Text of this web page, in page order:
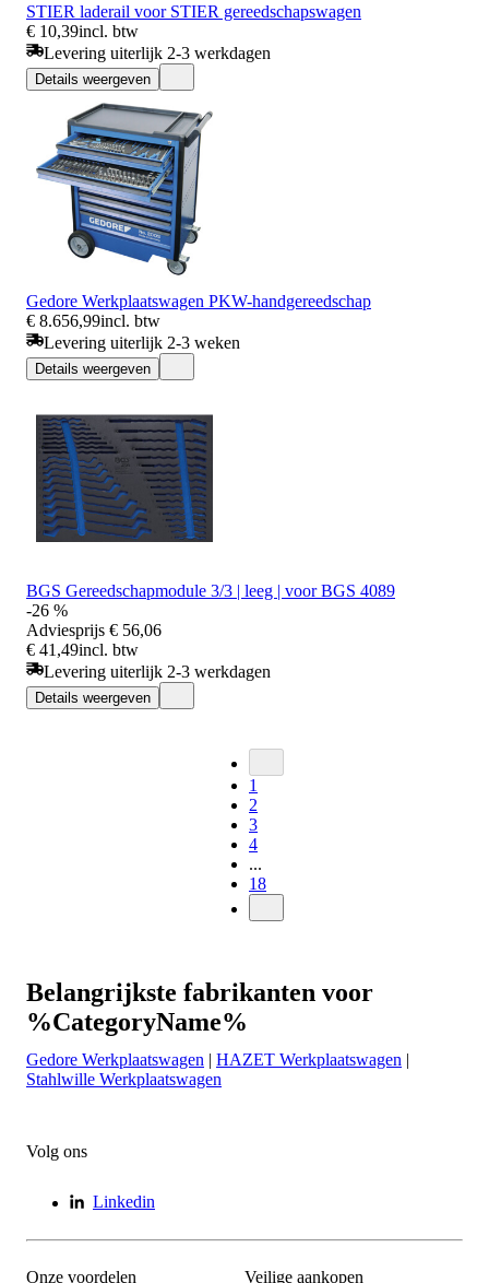
STIER laderail voor STIER gereedschapswagen
€ 10,39incl. btw
Levering uiterlijk 2-3 werkdagen
Details weergeven
Gedore Werkplaatswagen PKW-handgereedschap
€ 8.656,99incl. btw
Levering uiterlijk 2-3 weken
Details weergeven
BGS Gereedschapmodule 3/3 | leeg | voor BGS 4089
-26 %
Adviesprijs € 56,06
€ 41,49incl. btw
Levering uiterlijk 2-3 werkdagen
Details weergeven
1
2
3
4
...
18
Belangrijkste fabrikanten voor
%CategoryName%
Gedore Werkplaatswagen | HAZET Werkplaatswagen |
Stahlwille Werkplaatswagen
Volg ons
Linkedin
Onze voordelen Veilige aankopen